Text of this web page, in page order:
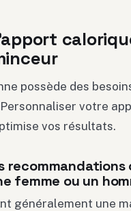
possède des
votre
vos résultats.
femme ou un
généralement une